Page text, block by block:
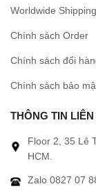
Worldwide Shipping
Chính sách Order
Chính sách đổi
Chính sách bảo
THÔNG TIN LIÊN
Floor 2, 35 Lê
HCM.
Zalo 0827 07